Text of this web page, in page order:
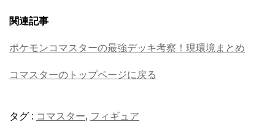
関連記事
ポケモンコマスターの最強デッキ考察！現環境まとめ
コマスターのトップページに戻る
タグ : コマスター, フィギュア